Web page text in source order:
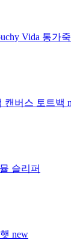
Vida 통가
캔버스 토트백
슬리퍼
new